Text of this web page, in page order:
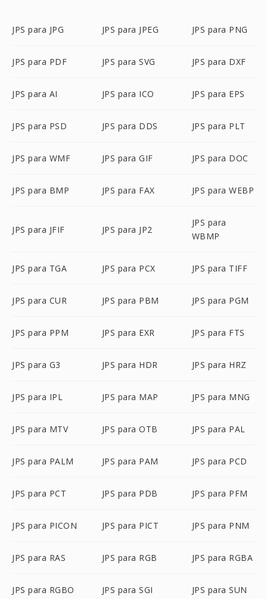
JPS para JPG JPS para JPEG JPS para PNG
JPS para PDF JPS para SVG JPS para DXF
JPS para AI JPS para ICO JPS para EPS
JPS para PSD JPS para DDS JPS para PLT
JPS para WMF JPS para GIF JPS para DOC
JPS para BMP JPS para FAX JPS para WEBP
JPS para JFIF JPS para JP2
JPS para
WBMP
JPS para TGA JPS para PCX JPS para TIFF
JPS para CUR JPS para PBM JPS para PGM
JPS para PPM JPS para EXR JPS para FTS
JPS para G3 JPS para HDR JPS para HRZ
JPS para IPL JPS para MAP JPS para MNG
JPS para MTV JPS para OTB JPS para PAL
JPS para PALM JPS para PAM JPS para PCD
JPS para PCT JPS para PDB JPS para PFM
JPS para PICON JPS para PICT JPS para PNM
JPS para RAS JPS para RGB JPS para RGBA
JPS para RGBO JPS para SGI JPS para SUN